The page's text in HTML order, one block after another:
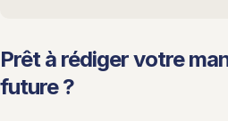
Prêt à rédiger votre
future ?